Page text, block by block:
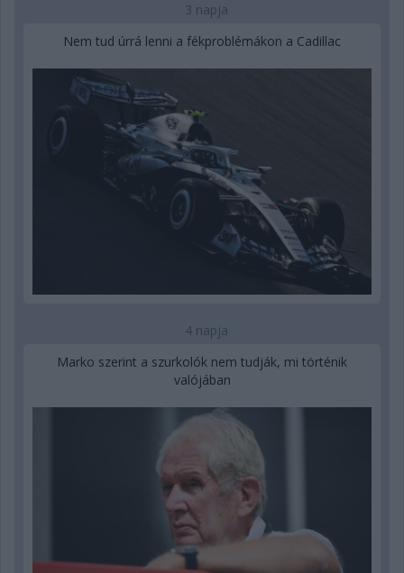
3 napja
Nem tud úrrá lenni a fékproblémákon a Cadillac
4 napja
Marko szerint a szurkolók nem tudják, mi történik
valójában